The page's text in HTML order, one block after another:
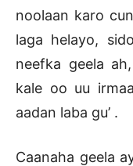
noolaan karo
laga helayo,
neefka geela
kale oo uu
aadan laba gu’ .
Caanaha geela